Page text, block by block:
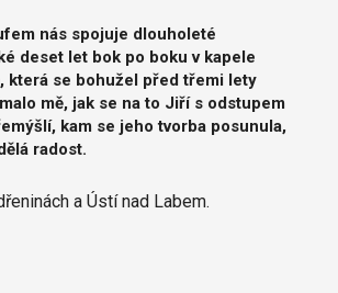
nás spojuje dlouholeté
deset let bok po boku v kapele
která se bohužel před třemi lety
mě, jak se na to Jiří s odstupem
kam se jeho tvorba posunula,
radost.
a Ústí nad Labem.